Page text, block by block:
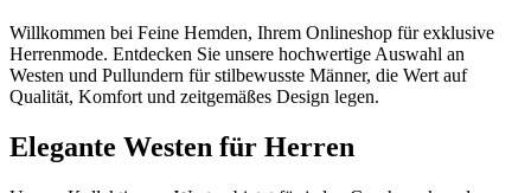
Willkommen bei Feine Hemden, Ihrem Onlineshop für exklusive
Herrenmode. Entdecken Sie unsere hochwertige Auswahl an
Westen und Pullundern für stilbewusste Männer, die Wert auf
Qualität, Komfort und zeitgemäßes Design legen.
Elegante Westen für Herren